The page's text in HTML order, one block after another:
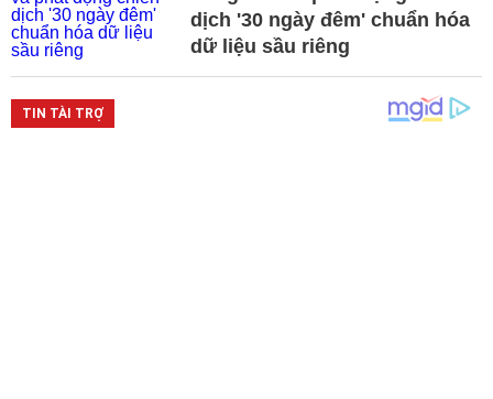
dịch '30 ngày đêm' chuẩn hóa
dữ liệu sầu riêng